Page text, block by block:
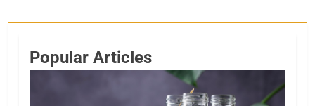
Popular Articles